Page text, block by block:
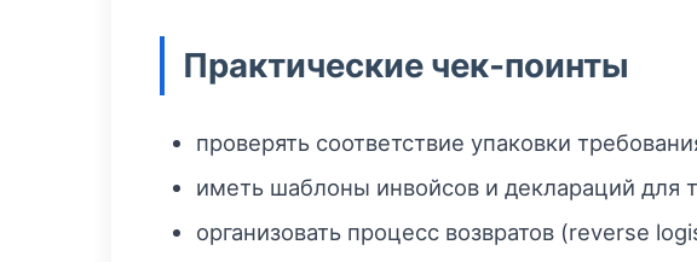
Практические чек‑поинты
проверять соответствие упаковки
иметь шаблоны инвойсов и деклараций для
организовать процесс возвратов (reverse